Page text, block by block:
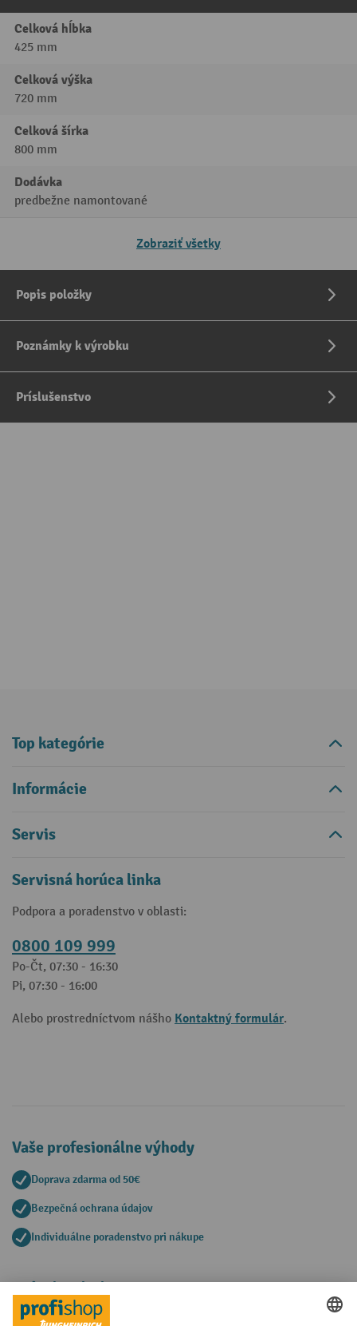
Celková hĺbka
425 mm
Celková výška
720 mm
Celková šírka
800 mm
Dodávka
predbežne namontované
Zobraziť všetky
Popis položky
Poznámky k výrobku
Príslušenstvo
Top kategórie
Informácie
Servis
Servisná horúca linka
Podpora a poradenstvo v oblasti:
0800 109 999
Po-Čt, 07:30 - 16:30
Pi, 07:30 - 16:00
Alebo prostredníctvom nášho Kontaktný formulár.
Vaše profesionálne výhody
Doprava zdarma od 50€
Bezpečná ochrana údajov
Individuálne poradenstvo pri nákupe
Spôsoby platby